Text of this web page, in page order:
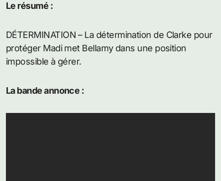
Le résumé :
DÉTERMINATION – La détermination de Clarke pour
protéger Madi met Bellamy dans une position
impossible à gérer.
La bande annonce :